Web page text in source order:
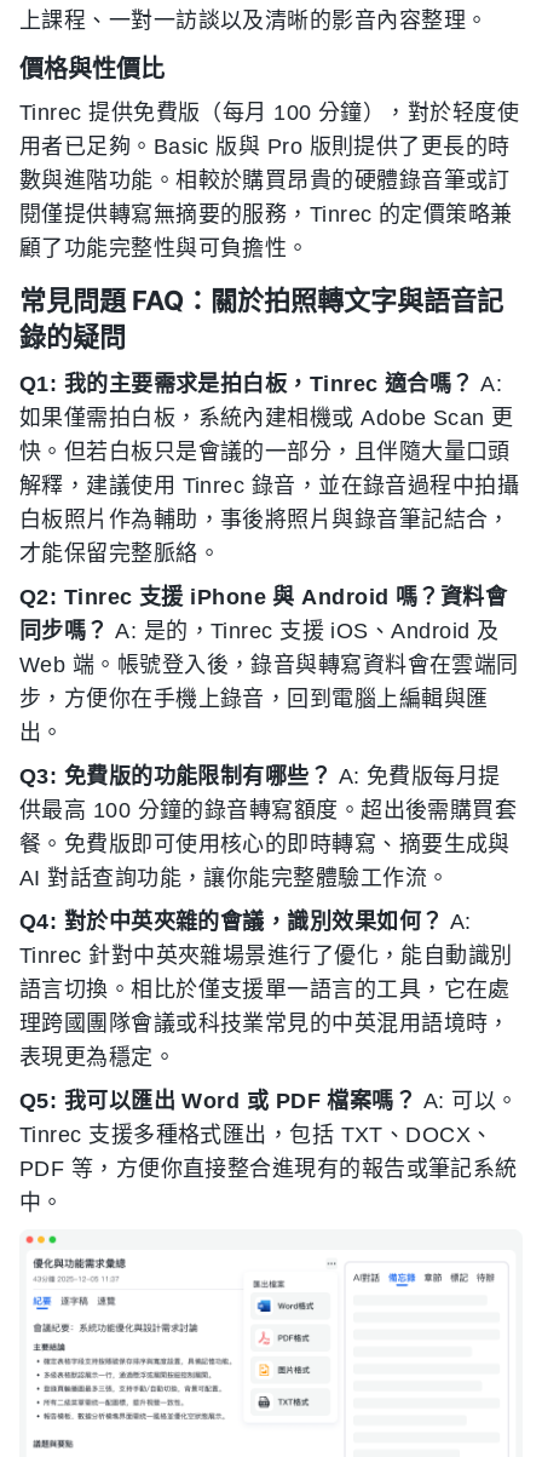
上課程、一對一訪談以及清晰的影音內容整理。
價格與性價比
Tinrec 提供免費版（每月 100 分鐘），對於轻度使
用者已足夠。Basic 版與 Pro 版則提供了更長的時
數與進階功能。相較於購買昂貴的硬體錄音筆或訂
閱僅提供轉寫無摘要的服務，Tinrec 的定價策略兼
顧了功能完整性與可負擔性。
常見問題 FAQ：關於拍照轉文字與語音記
錄的疑問
Q1: 我的主要需求是拍白板，Tinrec 適合嗎？ A:
如果僅需拍白板，系統內建相機或 Adobe Scan 更
快。但若白板只是會議的一部分，且伴隨大量口頭
解釋，建議使用 Tinrec 錄音，並在錄音過程中拍攝
白板照片作為輔助，事後將照片與錄音筆記結合，
才能保留完整脈絡。
Q2: Tinrec 支援 iPhone 與 Android 嗎？資料會
同步嗎？ A: 是的，Tinrec 支援 iOS、Android 及
Web 端。帳號登入後，錄音與轉寫資料會在雲端同
步，方便你在手機上錄音，回到電腦上編輯與匯
出。
Q3: 免費版的功能限制有哪些？ A: 免費版每月提
供最高 100 分鐘的錄音轉寫額度。超出後需購買套
餐。免費版即可使用核心的即時轉寫、摘要生成與
AI 對話查詢功能，讓你能完整體驗工作流。
Q4: 對於中英夾雜的會議，識別效果如何？ A:
Tinrec 針對中英夾雜場景進行了優化，能自動識別
語言切換。相比於僅支援單一語言的工具，它在處
理跨國團隊會議或科技業常見的中英混用語境時，
表現更為穩定。
Q5: 我可以匯出 Word 或 PDF 檔案嗎？ A: 可以。
Tinrec 支援多種格式匯出，包括 TXT、DOCX、
PDF 等，方便你直接整合進現有的報告或筆記系統
中。